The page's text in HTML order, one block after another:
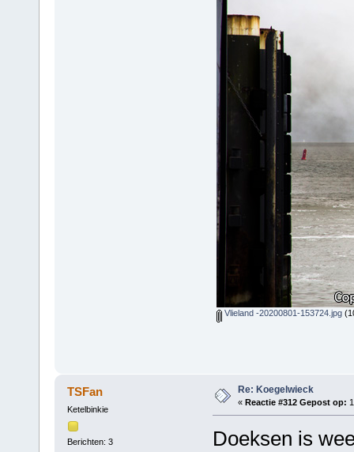
Vlieland -20200801-153724.jpg
TSFan
Ketelbinkie
Berichten: 3
Re: Koegelwieck
« Reactie #312 Gepost op:
Doeksen is